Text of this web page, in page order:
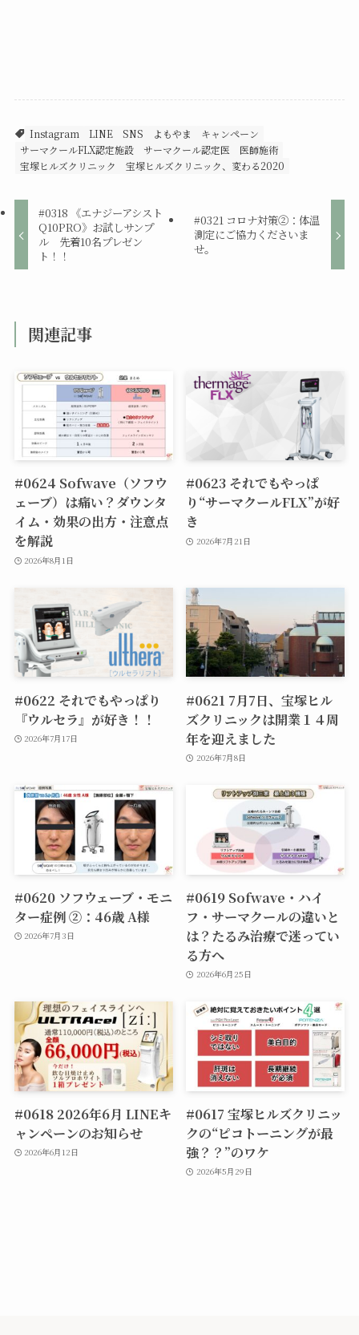
Instagram LINE SNS よもやま
キャンペーン
サーマクールFLX認定施設
サーマクール認定医
医師施術
宝塚ヒルズクリニック
宝塚ヒルズクリニック、変わる2020
#0318 《エナジーアシスト
Q10PRO》お試しサンプ
ル 先着10名プレゼン
ト！！
#0321 コロナ対策②：体温
測定にご協力くださいま
せ。
関連記事
#0624 Sofwave（ソフウ
ェーブ）は痛い？ダウンタ
イム・効果の出方・注意点
を解説
2026年8月1日
#0623 それでもやっぱ
り“サーマクールFLX”が好
き
2026年7月21日
#0622 それでもやっぱり
『ウルセラ』が好き！！
2026年7月17日
#0621 7月7日、宝塚ヒル
ズクリニックは開業１４周
年を迎えました
2026年7月8日
#0620 ソフウェーブ・モニ
ター症例 ②：46歳 A様
2026年7月3日
#0619 Sofwave・ハイ
フ・サーマクールの違いと
は？たるみ治療で迷ってい
る方へ
2026年6月25日
#0618 2026年6月 LINEキ
ャンペーンのお知らせ
2026年6月12日
#0617 宝塚ヒルズクリニッ
クの“ピコトーニングが最
強？？”のワケ
2026年5月29日